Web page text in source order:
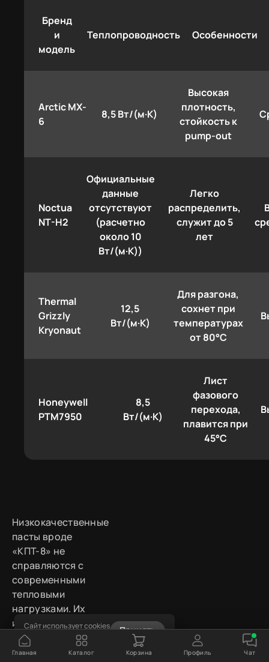
Бренд
и
модель
Теплопроводность Особенности
Arctic MX-
6
8,5 Вт/(м·К)
Высокая
плотность,
стойкость к
pump-out
Noctua
NT-H2
Официальные
данные
отсутствуют
(расчетно
около 10
Вт/(м·К))
Легко
распределить,
служит до 5
лет
Thermal
Grizzly
Kryonaut
12,5
Вт/(м·К)
Для разгона,
сохнет при
температурах
от 80°C
Honeywell
PTM7950
8,5
Вт/(м·К)
Лист
фазового
перехода,
плавится при
45°C
Низкокачественные
пасты вроде
«КПТ-8» не
справляются с
современными
тепловыми
нагрузками. Их
использование в
производительных
системах
Главная Каталог Корзина Профиль Чат
Сайт использует cookies
Узнать подробнее
Принять